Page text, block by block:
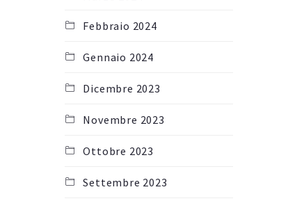
Febbraio 2024
Gennaio 2024
Dicembre 2023
Novembre 2023
Ottobre 2023
Settembre 2023